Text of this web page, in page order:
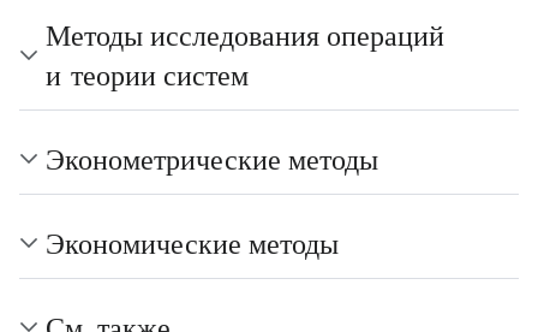
Методы исследования операций
и теории систем
Эконометрические методы
Экономические методы